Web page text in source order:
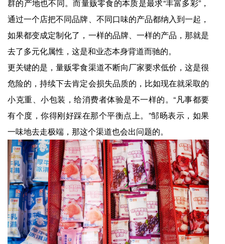
群的产地也不同。而量贩零食的本质是最求“丰富多彩”，
通过一个店把不同品牌、不同口味的产品都纳入到一起，
如果都变成定制化了，一样的品牌、一样的产品，那就是
去了多元化属性，这是和业态本身背道而驰的。
更关键的是，量贩零食渠道不断向厂家要求低价，这是很
危险的，持续下去肯定会损失品质的，比如现在就采取的
小克重、小包装，给消费者体验是不一样的。“凡事都要
有个度，你得刚好踩在那个平衡点上。”邹旸表示，如果
一味地去走极端，那这个渠道也会出问题的。